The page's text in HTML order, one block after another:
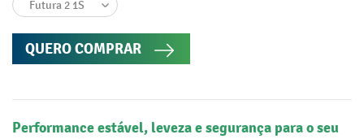
QUERO COMPRAR
Performance estável, leveza e segurança para o seu